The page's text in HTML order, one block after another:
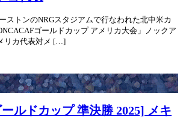
ストンのNRGスタジアムで行なわれた北中米カ
ゴールドカップ アメリカ大会」ノックア
リカ代表対メ […]
ルドカップ 準決勝 2025] メキ